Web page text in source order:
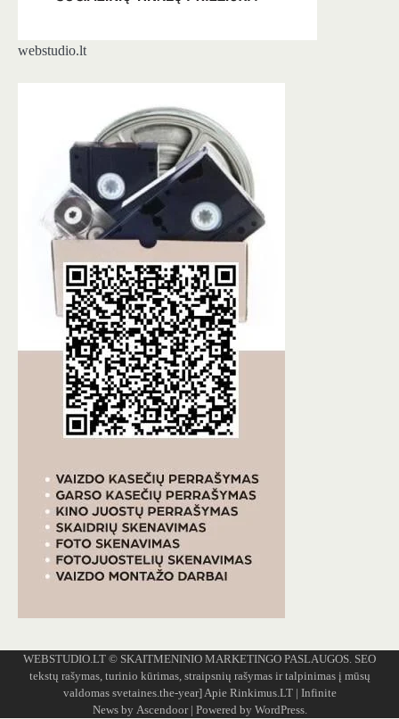
webstudio.lt
WEBSTUDIO.LT © SKAITMENINIO MARKETINGO PASLAUGOS. SEO
tekstų rašymas, turinio kūrimas, straipsnių rašymas ir talpinimas į mūsų
valdomas svetaines.the-year] Apie Rinkimus.LT| Infinite
News by Ascendoor| Powered by WordPress.